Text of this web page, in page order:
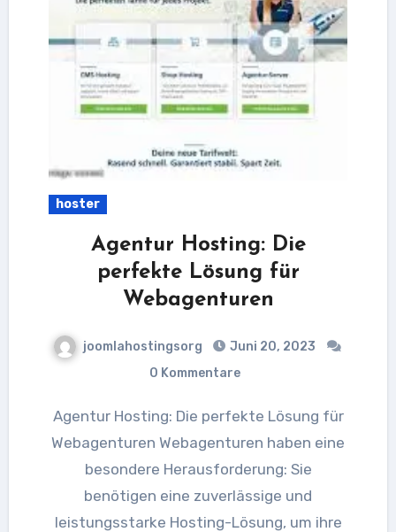
hoster
Agentur Hosting: Die
perfekte Lösung für
Webagenturen
joomlahostingsorg
Juni 20, 2023
0 Kommentare
Agentur Hosting: Die perfekte Lösung für
Webagenturen Webagenturen haben eine
besondere Herausforderung: Sie
benötigen eine zuverlässige und
leistungsstarke Hosting-Lösung, um ihre